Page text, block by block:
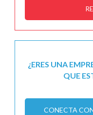
¿ERES UNA
QUE
CONECTA